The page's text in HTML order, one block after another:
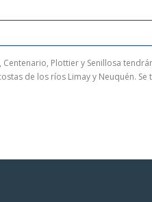
Plottier y Senillosa
de los ríos Limay y Neuquén. Se